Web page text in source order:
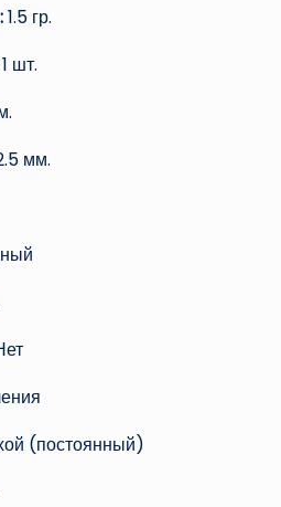
1.5 гр.
1 шт.
мм.
(постоянный)